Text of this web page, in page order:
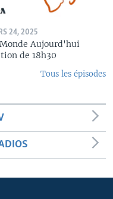
24, 2025
Aujourd'hui
de 18h30
Tous les épisodes